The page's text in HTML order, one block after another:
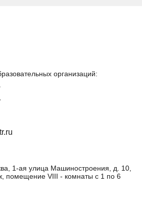
организаций:
1-ая улица Машиностроения, д. 10,
помещение VIII - комнаты с 1 по 6